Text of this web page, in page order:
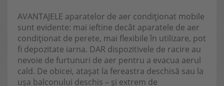
AVANTAJELE aparatelor de aer condiționat mobile
sunt evidente: mai ieftine decât aparatele de aer
condiționat de perete, mai flexibile în utilizare, pot
fi depozitate iarna. DAR dispozitivele de racire au
nevoie de furtunuri de aer pentru a evacua aerul
cald. De obicei, atașat la fereastra deschisă sau la
ușa balconului deschis – și extrem de